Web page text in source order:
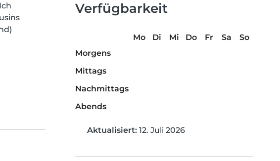
Verfügbarkeit
Mo Di Mi Do Fr Sa
So
Morgens
Mittags
Nachmittags
Abends
Aktualisiert: 12. Juli 2026